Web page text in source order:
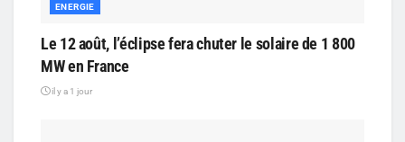
ENERGIE
Le 12 août, l’éclipse fera chuter le solaire de 1 800
MW en France
il y a 1 jour